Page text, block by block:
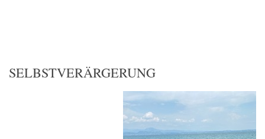
SELBSTVERÄRGERUNG